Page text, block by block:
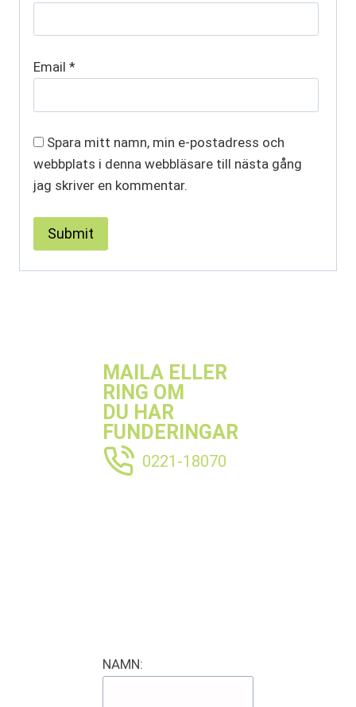
Email *
Spara mitt namn, min e-postadress och
webbplats i denna webbläsare till nästa gång
jag skriver en kommentar.
MAILA ELLER
RING OM
DU HAR
FUNDERINGAR
0221-18070
NAMN: